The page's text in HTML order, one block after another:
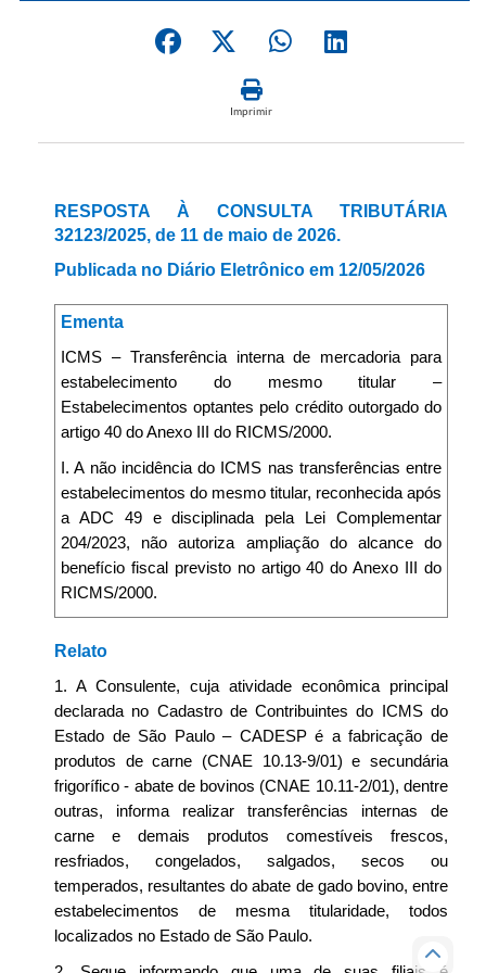
Imprimir
RESPOSTA À CONSULTA TRIBUTÁRIA
32123/2025, de 11 de maio de 2026.
Publicada no Diário Eletrônico em 12/05/2026
Ementa
ICMS – Transferência interna de mercadoria para
estabelecimento do mesmo titular –
Estabelecimentos optantes pelo crédito outorgado do
artigo 40 do Anexo III do RICMS/2000.
I. A não incidência do ICMS nas transferências entre
estabelecimentos do mesmo titular, reconhecida após
a ADC 49 e disciplinada pela Lei Complementar
204/2023, não autoriza ampliação do alcance do
benefício fiscal previsto no artigo 40 do Anexo III do
RICMS/2000.
Relato
1. A Consulente, cuja atividade econômica principal
declarada no Cadastro de Contribuintes do ICMS do
Estado de São Paulo – CADESP é a fabricação de
produtos de carne (CNAE 10.13-9/01) e secundária
frigorífico - abate de bovinos (CNAE 10.11-2/01), dentre
outras, informa realizar transferências internas de
carne e demais produtos comestíveis frescos,
resfriados, congelados, salgados, secos ou
temperados, resultantes do abate de gado bovino, entre
estabelecimentos de mesma titularidade, todos
localizados no Estado de São Paulo.